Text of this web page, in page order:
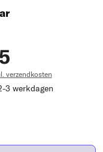
verzendkosten
3 werkdagen